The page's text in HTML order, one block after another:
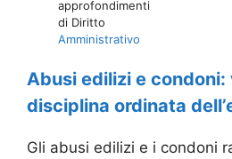
approfondimenti
di Diritto
Amministrativo
Abusi edilizi e condoni:
disciplina ordinata
Gli abusi edilizi e i condoni